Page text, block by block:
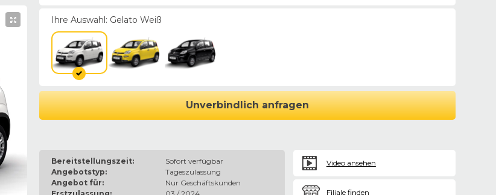
Ihre Auswahl: Gelato Weiß
Unverbindlich anfragen
Bereitstellungszeit:
Sofort verfügbar
Angebotstyp:
Tageszulassung
Angebot für:
Nur Geschäftskunden
Video ansehen
Filiale finden